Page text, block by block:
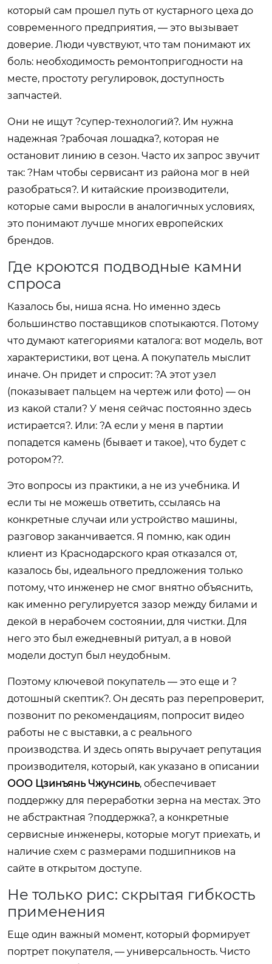
который сам прошел путь от кустарного цеха до
современного предприятия, — это вызывает
доверие. Люди чувствуют, что там понимают их
боль: необходимость ремонтопригодности на
месте, простоту регулировок, доступность
запчастей.
Они не ищут ?супер-технологий?. Им нужна
надежная ?рабочая лошадка?, которая не
остановит линию в сезон. Часто их запрос звучит
так: ?Нам чтобы сервисант из района мог в ней
разобраться?. И китайские производители,
которые сами выросли в аналогичных условиях,
это понимают лучше многих европейских
брендов.
Где кроются подводные камни
спроса
Казалось бы, ниша ясна. Но именно здесь
большинство поставщиков спотыкаются. Потому
что думают категориями каталога: вот модель, вот
характеристики, вот цена. А покупатель мыслит
иначе. Он придет и спросит: ?А этот узел
(показывает пальцем на чертеж или фото) — он
из какой стали? У меня сейчас постоянно здесь
истирается?. Или: ?А если у меня в партии
попадется камень (бывает и такое), что будет с
ротором??.
Это вопросы из практики, а не из учебника. И
если ты не можешь ответить, ссылаясь на
конкретные случаи или устройство машины,
разговор заканчивается. Я помню, как один
клиент из Краснодарского края отказался от,
казалось бы, идеального предложения только
потому, что инженер не смог внятно объяснить,
как именно регулируется зазор между билами и
декой в нерабочем состоянии, для чистки. Для
него это был ежедневный ритуал, а в новой
модели доступ был неудобным.
Поэтому ключевой покупатель — это еще и ?
дотошный скептик?. Он десять раз перепроверит,
позвонит по рекомендациям, попросит видео
работы не с выставки, а с реального
производства. И здесь опять выручает репутация
производителя, который, как указано в описании
ООО Цзинъянь Чжунсинь, обеспечивает
поддержку для переработки зерна на местах. Это
не абстрактная ?поддержка?, а конкретные
сервисные инженеры, которые могут приехать, и
наличие схем с размерами подшипников на
сайте в открытом доступе.
Не только рис: скрытая гибкость
применения
Еще один важный момент, который формирует
портрет покупателя, — универсальность. Чисто